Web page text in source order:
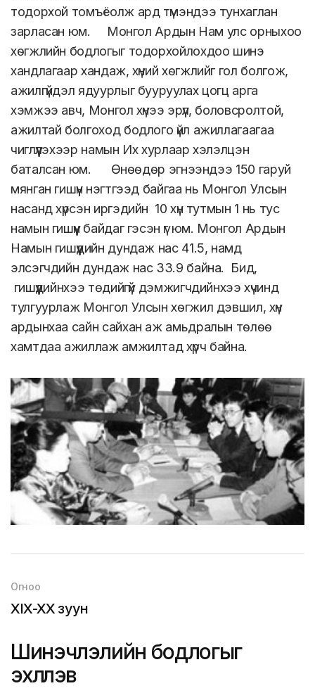
тодорхой томъёолж ард түмэндээ тунхаглан
зарласан юм. Монгол Ардын Нам улс орныхоо
хөгжлийн бодлогыг тодорхойлохдоо шинэ
хандлагаар хандаж, хүний хөгжлийг гол болгож,
ажилгүйдэл ядуурлыг бууруулах цогц арга
хэмжээ авч, Монгол хүнээ эрүүл, боловсролтой,
ажилтай болгоход бодлого үйл ажиллагаагаа
чиглүүлэхээр намын Их хурлаар хэлэлцэн
баталсан юм. Өнөөдөр эгнээндээ 150 гаруй
мянган гишүүн нэгтгээд байгаа нь Монгол Улсын
насанд хүрсэн иргэдийн 10 хүн тутмын 1 нь тус
намын гишүүн байдаг гэсэн үг юм. Монгол Ардын
Намын гишүүдийн дундаж нас 41.5, намд
элсэгчдийн дундаж нас 33.9 байна. Бид,
гишүүдийнхээ төдийгүй дэмжигчдийнхээ хүчинд
тулгуурлаж Монгол Улсын хөгжил дэвшил, хүн
ардынхаа сайн сайхан аж амьдралын төлөө
хамтдаа ажиллаж амжилтад хүрч байна.
Огноо
XIX-XX зуун
Шинэчлэлийн бодлогыг
эхлүүлэв